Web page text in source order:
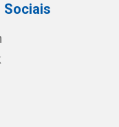
Sociais